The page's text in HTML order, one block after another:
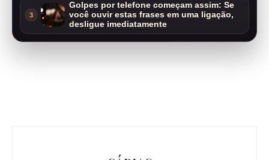
3
Golpes por telefone começam assim: Se
você ouvir estas frases em uma ligação,
desligue imediatamente